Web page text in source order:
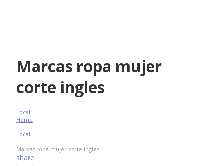
Marcas ropa mujer
corte ingles
Local
Home
|
Local
|
Marcas ropa mujer corte ingles
share